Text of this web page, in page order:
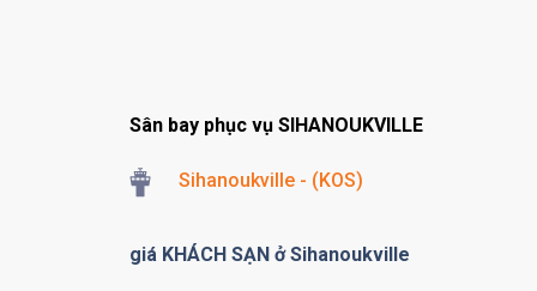
Sân bay phục vụ SIHANOUKVILLE
Sihanoukville - (KOS)
giá KHÁCH SẠN ở Sihanoukville